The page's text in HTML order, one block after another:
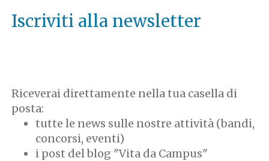
Iscriviti alla newsletter
Riceverai direttamente nella tua casella di
posta:
tutte le news sulle nostre attività (bandi,
concorsi, eventi)
i post del blog "Vita da Campus"